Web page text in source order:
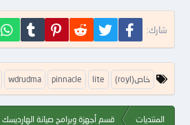
شارك: فيسبوك تويتر Reddit
Pinterest
Tumblr
ا
ل
(royl)خاص lite
pinnacle
wdrudma
المنتديات قسم أجهزة وبرامج صيانة الهارديسك HardDisk Tools